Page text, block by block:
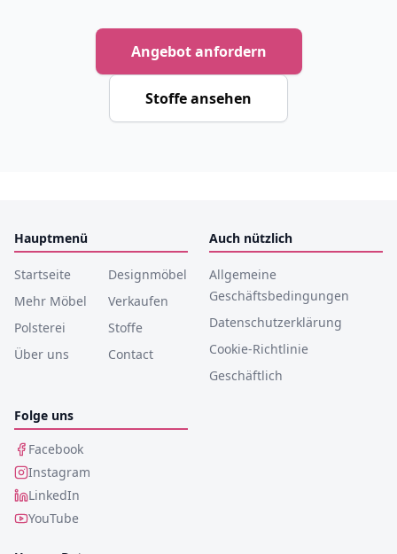
Angebot anfordern
Stoffe ansehen
Hauptmenü
Startseite
Designmöbel
Mehr Möbel
Verkaufen
Polsterei
Stoffe
Über uns
Contact
Auch nützlich
Allgemeine
Geschäftsbedingungen
Datenschutzerklärung
Cookie-Richtlinie
Geschäftlich
Folge uns
Facebook
Instagram
LinkedIn
YouTube